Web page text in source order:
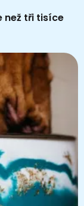
než tři tisíce